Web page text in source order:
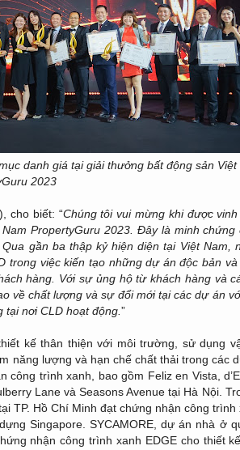
danh giá tại giải thưởng bất động sản Việt
2023
cho biết: “Chúng tôi vui mừng khi được
PropertyGuru 2023. Đây là minh chứng
gần ba thập kỷ hiện diện tại Việt Nam,
trong việc kiến tạo những dự án độc bản
hàng. Với sự ủng hộ từ khách hàng và
về chất lượng và sự đổi mới tại các dự án
nơi CLD hoạt động. ”
kế thân thiện với môi trường, sử dụng
năng lượng và hạn chế chất thải trong các
trình xanh, bao gồm Feliz en Vista,
Lane và Seasons Avenue tại Hà Nội.
TP. Hồ Chí Minh đạt chứng nhận công trình
Singapore. SYCAMORE, dự án nhà ở
nhận công trình xanh EDGE cho thiết